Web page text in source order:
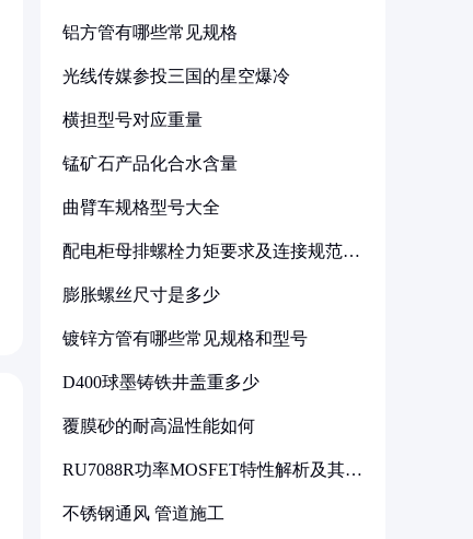
铝方管有哪些常见规格
光线传媒参投三国的星空爆冷
横担型号对应重量
锰矿石产品化合水含量
曲臂车规格型号大全
配电柜母排螺栓力矩要求及连接规范详
膨胀螺丝尺寸是多少
镀锌方管有哪些常见规格和型号
D400球墨铸铁井盖重多少
覆膜砂的耐高温性能如何
RU7088R功率MOSFET特性解析及其在
不锈钢通风 管道施工